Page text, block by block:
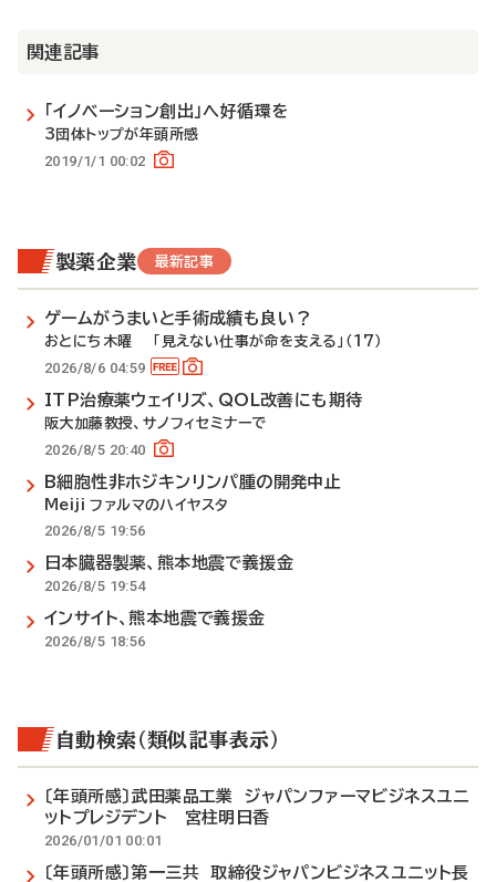
関連記事
「イノベーション創出」へ好循環を
3団体トップが年頭所感
2019/1/1 00:02
製薬企業 最新記事
ゲームがうまいと手術成績も良い？
おとにち木曜 「見えない仕事が命を支える」（17）
2026/8/6 04:59
ITP治療薬ウェイリズ、QOL改善にも期待
阪大加藤教授、サノフィセミナーで
2026/8/5 20:40
B細胞性非ホジキンリンパ腫の開発中止
Meiji ファルマのハイヤスタ
2026/8/5 19:56
日本臓器製薬、熊本地震で義援金
2026/8/5 19:54
インサイト、熊本地震で義援金
2026/8/5 18:56
自動検索（類似記事表示）
〔年頭所感〕武田薬品工業 ジャパンファーマビジネスユニ
ットプレジデント 宮柱明日香
2026/01/01 00:01
〔年頭所感〕第一三共 取締役ジャパンビジネスユニット長